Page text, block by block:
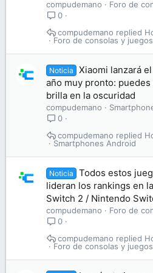
compudemano
Foro de
0
Foro de consolas y juegos
compudemano
Noticia
Xiaomi lanzará
año muy pronto:
brilla en la oscuridad
compudemano
0
Smartphones Android
compudemano
Noticia
Todos estos
lideran los rankings en
Switch 2 / Nintendo
compudemano
Foro de
0
Foro de consolas y juegos
compudemano